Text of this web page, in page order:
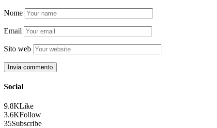
Nome
Email
Sito web
Social
9.8KLike
3.6KFollow
35Subscribe